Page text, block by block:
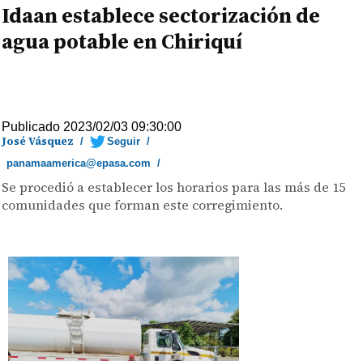
Idaan establece sectorización de
agua potable en Chiriquí
Publicado 2023/02/03 09:30:00
José Vásquez / Seguir /
panamaamerica@epasa.com /
Se procedió a establecer los horarios para las más de 15
comunidades que forman este corregimiento.